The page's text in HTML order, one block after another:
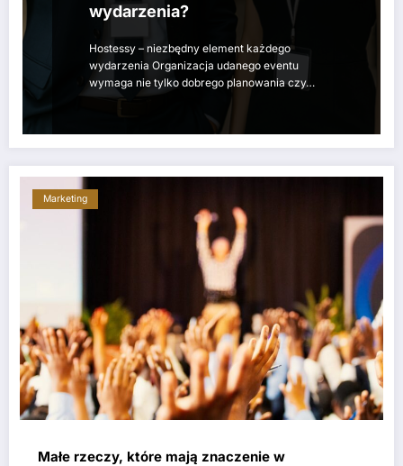
wydarzenia?
Hostessy – niezbędny element każdego
wydarzenia Organizacja udanego eventu
wymaga nie tylko dobrego planowania czy…
Marketing
Małe rzeczy, które mają znaczenie w